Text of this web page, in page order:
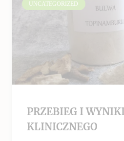
UNCATEGORIZED
PRZEBIEG I
KLINICZNEGO